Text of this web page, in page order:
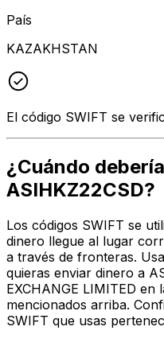
País
KAZAKHSTAN
El código SWIFT se
¿Cuándo
ASIHKZ22CSD?
Los códigos SWIFT se
dinero llegue al lugar
a través de fronteras.
quieras enviar dinero a
EXCHANGE LIMITED en
mencionados arriba.
SWIFT que usas